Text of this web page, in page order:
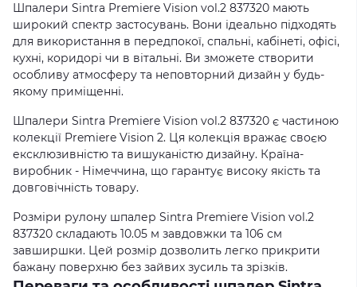
Шпалери Sintra Premiere Vision vol.2 837320 мають
широкий спектр застосувань. Вони ідеально підходять
для використання в передпокої, спальні, кабінеті, офісі,
кухні, коридорі чи в вітальні. Ви зможете створити
особливу атмосферу та неповторний дизайн у будь-
якому приміщенні.
Шпалери Sintra Premiere Vision vol.2 837320 є частиною
колекції Premiere Vision 2. Ця колекція вражає своєю
ексклюзивністю та вишуканістю дизайну. Країна-
виробник - Німеччина, що гарантує високу якість та
довговічність товару.
Розміри рулону шпалер Sintra Premiere Vision vol.2
837320 складають 10.05 м завдовжки та 106 см
завширшки. Цей розмір дозволить легко прикрити
бажану поверхню без зайвих зусиль та зрізків.